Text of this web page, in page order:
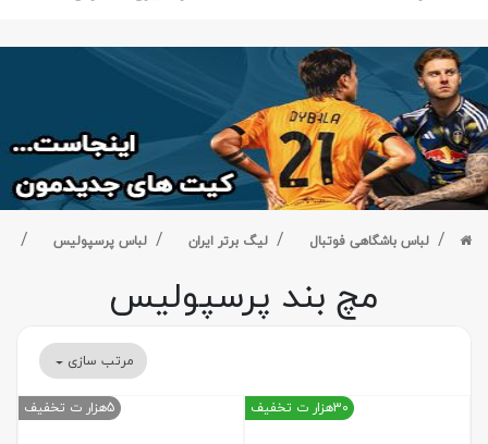
لباس باشگاهی فوتبال لیگ برتر ایران لباس پرسپولیس
مچ بند پرسپولیس
مرتب سازی
30هزار ت تخفیف 5هزار ت تخفیف